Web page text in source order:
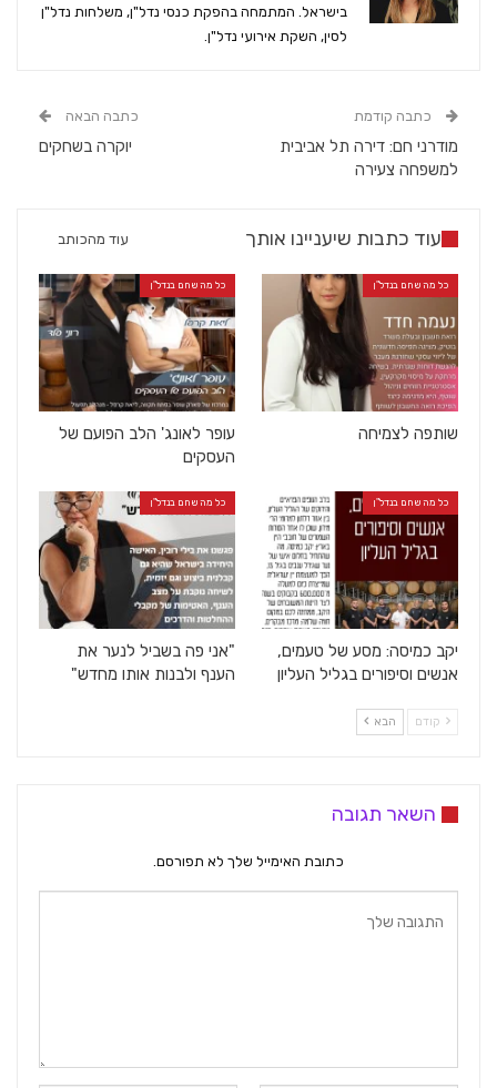
בישראל. המתמחה בהפקת כנסי נדל"ן, משלחות נדל"ן
לסין, השקת אירועי נדל"ן.
כתבה קודמת
מודרני חם: דירה תל אביבית
למשפחה צעירה
כתבה הבאה
יוקרה בשחקים
עוד כתבות שיעניינו אותך עוד מהכותב
כל מה שחם בנדל"ן
שותפה לצמיחה
כל מה שחם בנדל"ן
עופר לאונג' הלב הפועם של
העסקים
כל מה שחם בנדל"ן
יקב כמיסה: מסע של טעמים,
אנשים וסיפורים בגליל העליון
כל מה שחם בנדל"ן
"אני פה בשביל לנער את
הענף ולבנות אותו מחדש"
קודם הבא
השאר תגובה
כתובת האימייל שלך לא תפורסם.